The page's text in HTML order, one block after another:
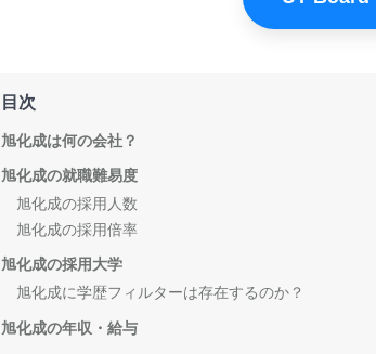
目次
旭化成は何の会社？
旭化成の就職難易度
旭化成の採用人数
旭化成の採用倍率
旭化成の採用大学
旭化成に学歴フィルターは存在するのか？
旭化成の年収・給与